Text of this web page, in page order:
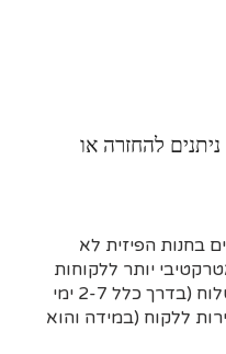
להחזרה או
בחנות הפיזית לא
יותר ללקוחות
שמזמינים מראש דרך האתר וקובעים איסוף עצמי או משלוח (בדרך כלל 2-7 ימי
ללקוח (במידה והוא